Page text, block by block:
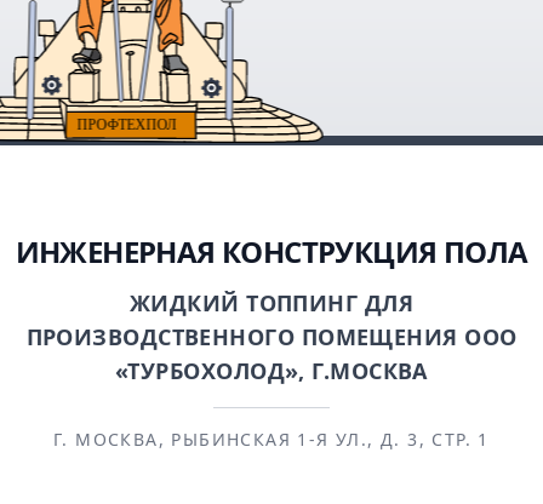
ИНЖЕНЕРНАЯ КОНСТРУКЦИЯ ПОЛА
ЖИДКИЙ ТОППИНГ ДЛЯ
ПРОИЗВОДСТВЕННОГО ПОМЕЩЕНИЯ ООО
«ТУРБОХОЛОД», Г.МОСКВА
Г. МОСКВА, РЫБИНСКАЯ 1-Я УЛ., Д. 3, СТР. 1